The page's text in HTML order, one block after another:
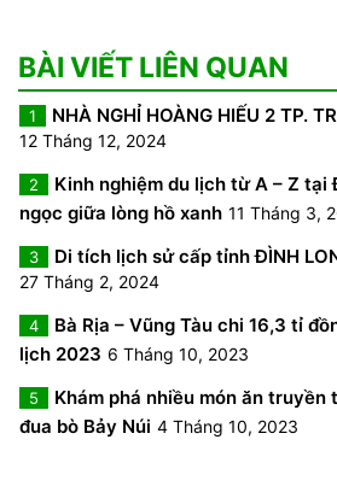
BÀI VIẾT LIÊN QUAN
1 NHÀ NGHỈ HOÀNG HIẾU 2 TP.
12 Tháng 12, 2024
2
Kinh nghiệm du lịch từ A – Z tại
ngọc giữa lòng hồ xanh 11 Tháng 3,
3 Di tích lịch sử cấp tỉnh ĐÌNH
27 Tháng 2, 2024
4
Bà Rịa – Vũng Tàu chi 16,3 tỉ
lịch 2023 6 Tháng 10, 2023
5
Khám phá nhiều món ăn truyền
đua bò Bảy Núi 4 Tháng 10, 2023